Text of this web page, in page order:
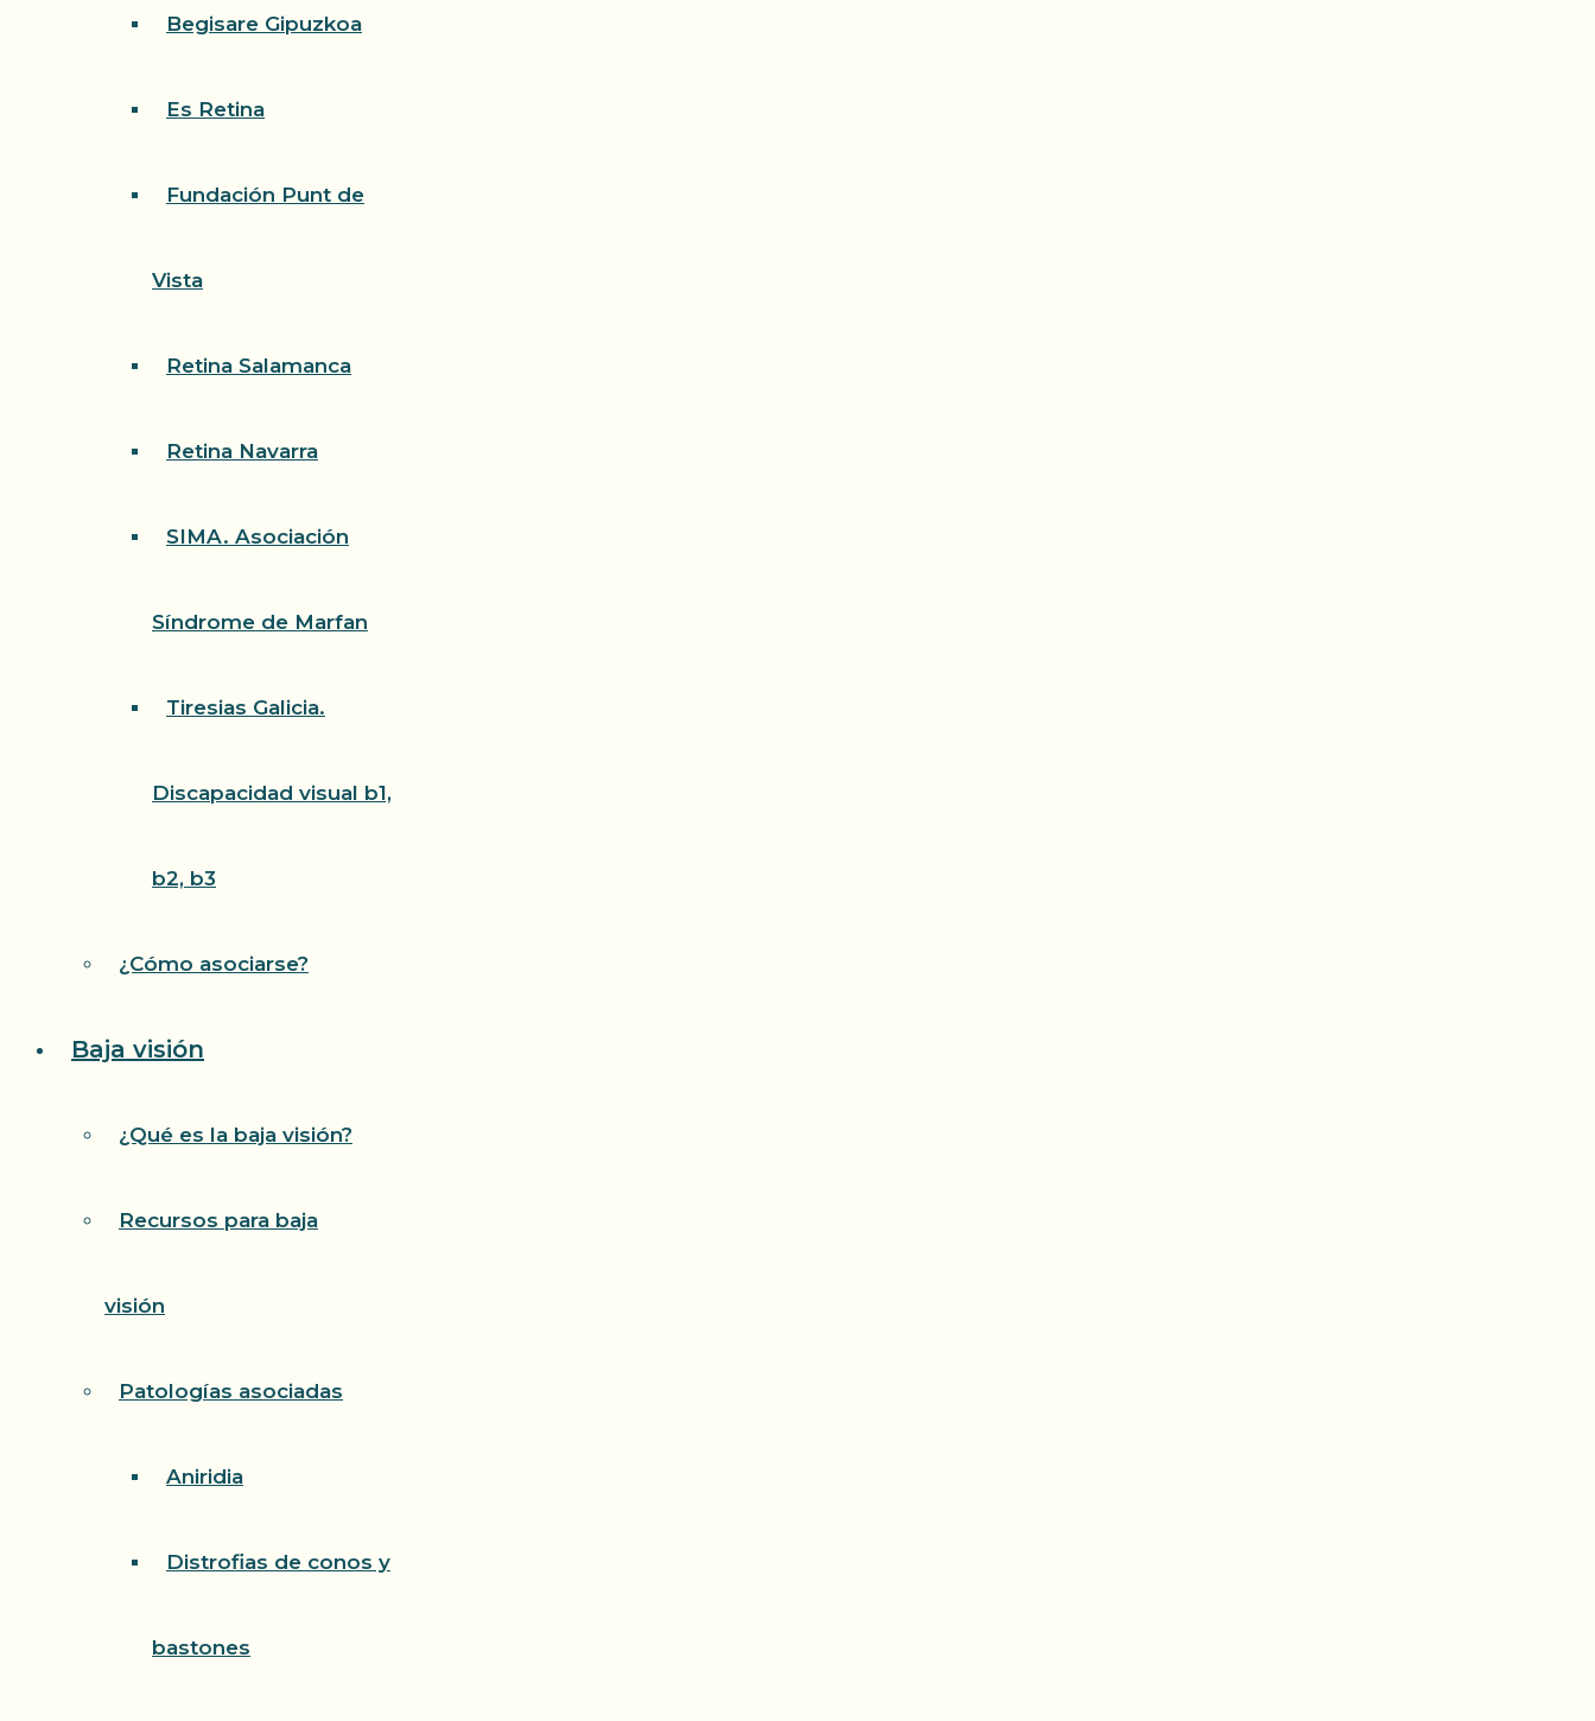
Begisare Gipuzkoa
Es Retina
Fundación Punt de
Vista
Retina Salamanca
Retina Navarra
SIMA. Asociación
Síndrome de Marfan
Tiresias Galicia.
Discapacidad visual b1,
b2, b3
¿Cómo asociarse?
Baja visión
¿Qué es la baja visión?
Recursos para baja
visión
Patologías asociadas
Aniridia
Distrofias de conos y
bastones